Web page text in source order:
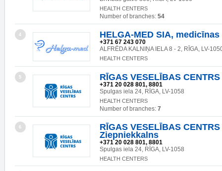
HEALTH CENTERS
Number of branches: 54
4 HELGA-MED SIA,
+371 67 243 070
ALFRĒDA KALNIŅA IELA 8 - 2, RĪGA, LV-
HEALTH CENTERS
5 RĪGAS VESELĪBAS
+371 20 028 801, 8801
Spulgas iela 24, RĪGA, LV-1058
HEALTH CENTERS
Number of branches: 7
6
RĪGAS VESELĪBAS
Ziepniekkalns
+371 20 028 801, 8801
Spulgas iela 24, RĪGA, LV-1058
HEALTH CENTERS